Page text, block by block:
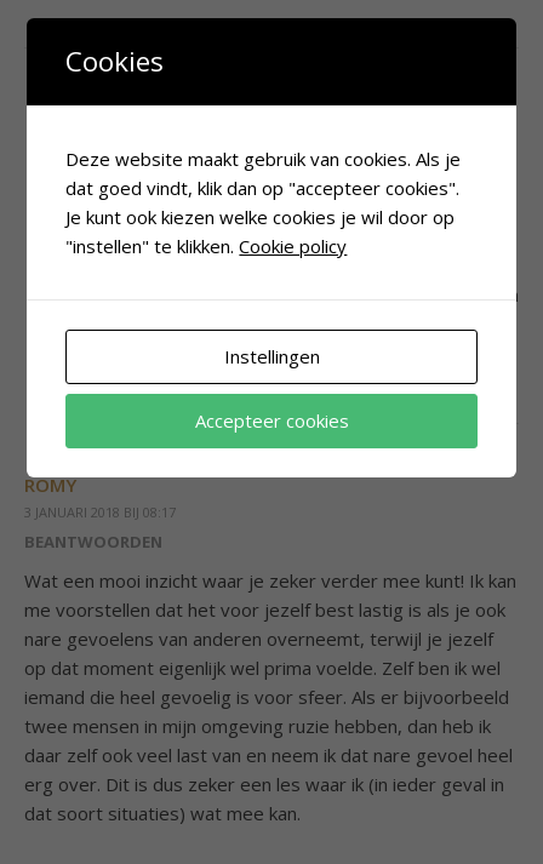
SABINE
BEANTWOORDEN
Wat leuk dat je op mijn blog terecht gekomen bent,
welkom!
Bedankt voor je mooie woorden, daar
word ik heel blij van. Jij ook een heel goed 2018
gewenst! (In Spanje zag ik, wauw! Ik ga je avonturen
ROMY
3 JANUARI 2018 BIJ 08:17
BEANTWOORDEN
Wat een mooi inzicht waar je zeker verder mee kunt! Ik kan
me voorstellen dat het voor jezelf best lastig is als je ook
nare gevoelens van anderen overneemt, terwijl je jezelf
op dat moment eigenlijk wel prima voelde. Zelf ben ik wel
iemand die heel gevoelig is voor sfeer. Als er bijvoorbeeld
twee mensen in mijn omgeving ruzie hebben, dan heb ik
daar zelf ook veel last van en neem ik dat nare gevoel heel
erg over. Dit is dus zeker een les waar ik (in ieder geval in
dat soort situaties) wat mee kan.
Cookies
Deze website maakt gebruik van cookies. Als je
dat goed vindt, klik dan op "accepteer cookies".
Je kunt ook kiezen welke cookies je wil door op
"instellen" te klikken.Cookie policy
Instellingen
Accepteer cookies